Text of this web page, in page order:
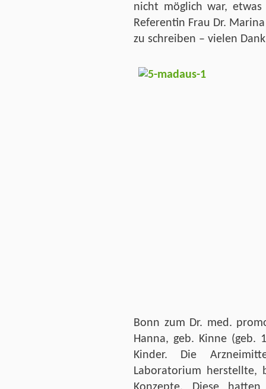
nicht möglich war,
Referentin Frau Dr.
zu schreiben – vielen
Bonn zum Dr. med.
Hanna, geb. Kinne (geb.
Kinder. Die
Laboratorium herstellte,